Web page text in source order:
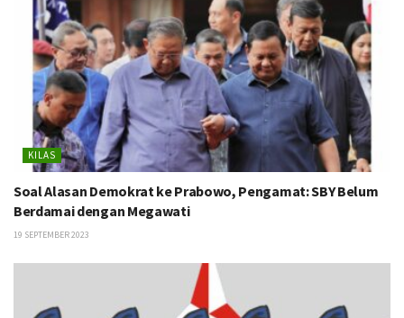
KILAS
Soal Alasan Demokrat ke Prabowo, Pengamat: SBY Belum
Berdamai dengan Megawati
19 SEPTEMBER 2023